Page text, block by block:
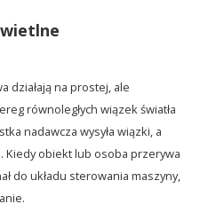
działają na prostej, ale
równoległych wiązek światła
nadawcza wysyła wiązki, a
Kiedy obiekt lub osoba przerywa
do układu sterowania maszyny,